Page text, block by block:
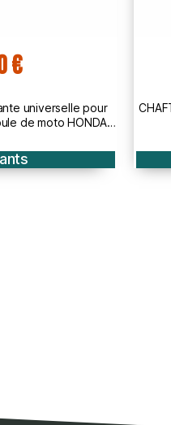
€
électronique pour
moto IN819